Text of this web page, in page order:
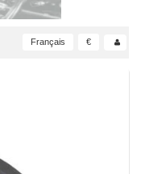
Français €